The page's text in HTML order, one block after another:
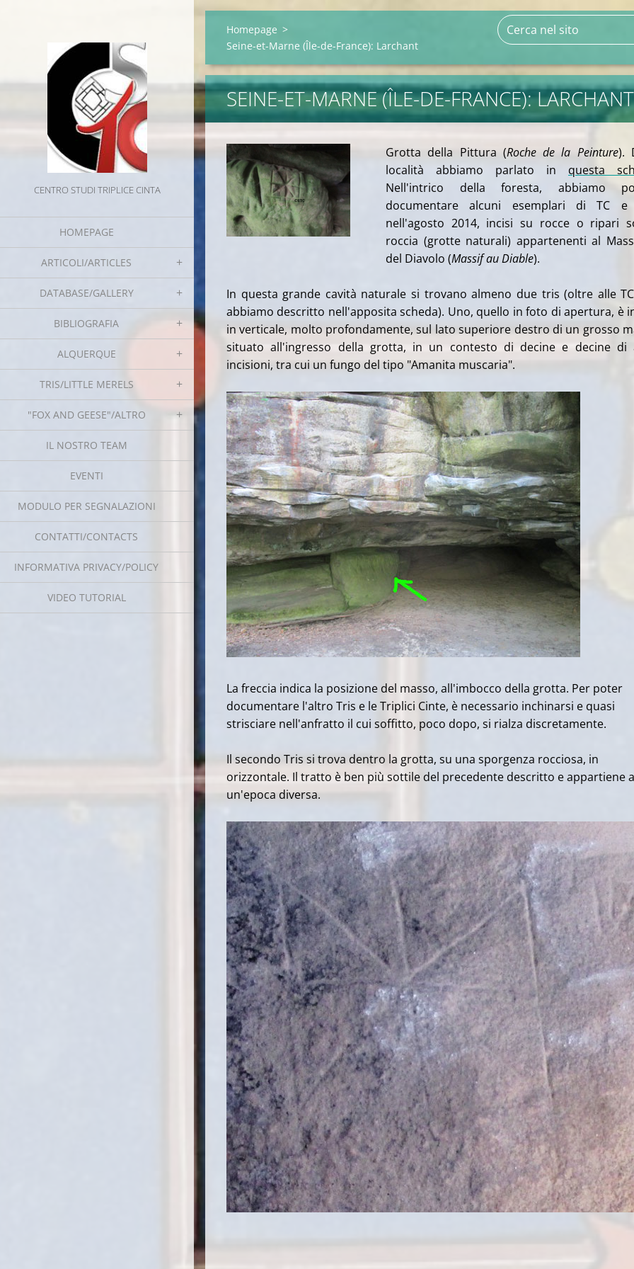
CENTRO STUDI TRIPLICE CINTA
HOMEPAGE
ARTICOLI/ARTICLES
DATABASE/GALLERY
BIBLIOGRAFIA
ALQUERQUE
TRIS/LITTLE MERELS
"FOX AND GEESE"/ALTRO
IL NOSTRO TEAM
EVENTI
MODULO PER SEGNALAZIONI
CONTATTI/CONTACTS
INFORMATIVA PRIVACY/POLICY
VIDEO TUTORIAL
Homepage >
Seine-et-Marne (Île-de-France): Larchant
SEINE-ET-MARNE (ÎLE-DE-FRANCE): LARCHANT
Grotta della Pittura (Roche de la Peinture).
località abbiamo parlato in questa
Nell'intrico della foresta, abbiamo
documentare alcuni esemplari di TC e
nell'agosto 2014, incisi su rocce o ripari
roccia (grotte naturali) appartenenti al
del Diavolo (Massif au Diable).
In questa grande cavità naturale si trovano almeno due tris (oltre alle
abbiamo descritto nell'apposita scheda). Uno, quello in foto di apertura, è
in verticale, molto profondamente, sul lato superiore destro di un grosso
situato all'ingresso della grotta, in un contesto di decine e decine di
incisioni, tra cui un fungo del tipo "Amanita muscaria".
La freccia indica la posizione del masso, all'imbocco della grotta. Per poter
documentare l'altro Tris e le Triplici Cinte, è necessario inchinarsi e quasi
strisciare nell'anfratto il cui soffitto, poco dopo, si rialza discretamente.
Il secondo Tris si trova dentro la grotta, su una sporgenza rocciosa, in
orizzontale. Il tratto è ben più sottile del precedente descritto e appartiene
un'epoca diversa.